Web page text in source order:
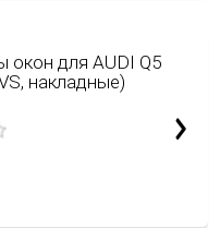
окон для AUDI Q5
накладные)